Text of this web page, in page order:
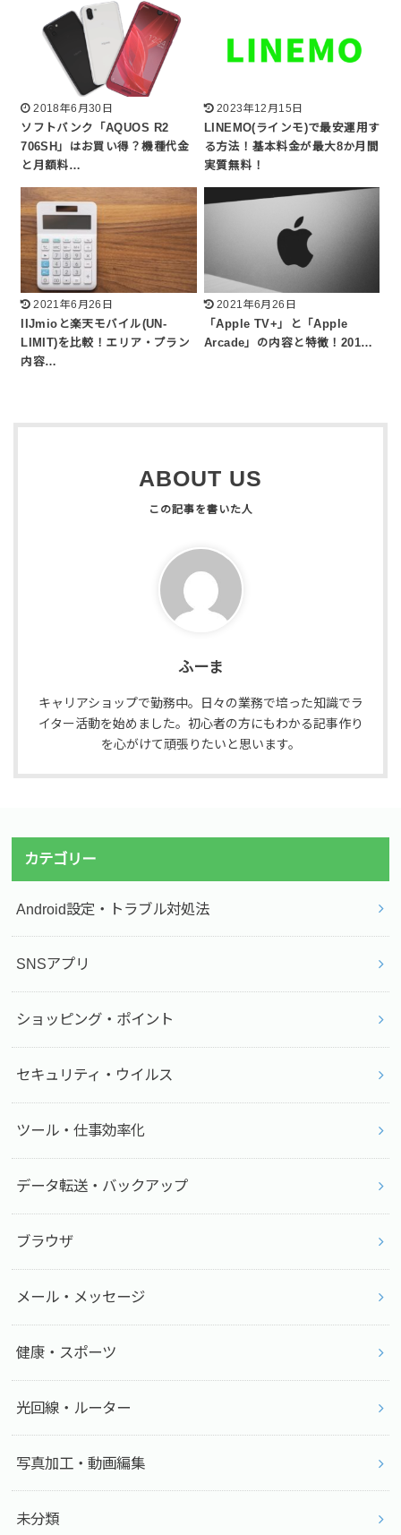
2018年6月30日
ソフトバンク「AQUOS R2
706SH」はお買い得？機種代金
と月額料…
2023年12月15日
LINEMO(ラインモ)で最安運用す
る方法！基本料金が最大8か月間
実質無料！
2021年6月26日
IIJmioと楽天モバイル(UN-
LIMIT)を比較！エリア・プラン
内容…
2021年6月26日
「Apple TV+」と「Apple
Arcade」の内容と特徴！201…
ABOUT US
ふーま
キャリアショップで勤務中。日々の業務で培った知識でラ
イター活動を始めました。初心者の方にもわかる記事作り
を心がけて頑張りたいと思います。
カテゴリー
Android設定・トラブル対処法
SNSアプリ
ショッピング・ポイント
セキュリティ・ウイルス
ツール・仕事効率化
データ転送・バックアップ
ブラウザ
メール・メッセージ
健康・スポーツ
光回線・ルーター
写真加工・動画編集
未分類